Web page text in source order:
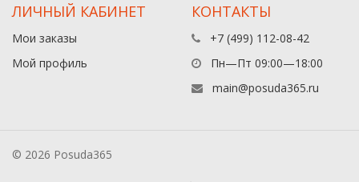
ЛИЧНЫЙ КАБИНЕТ
Мои заказы
Мой профиль
КОНТАКТЫ
+7 (499) 112-08-42
Пн—Пт 09:00—18:00
main@posuda365.ru
© 2026 Posuda365